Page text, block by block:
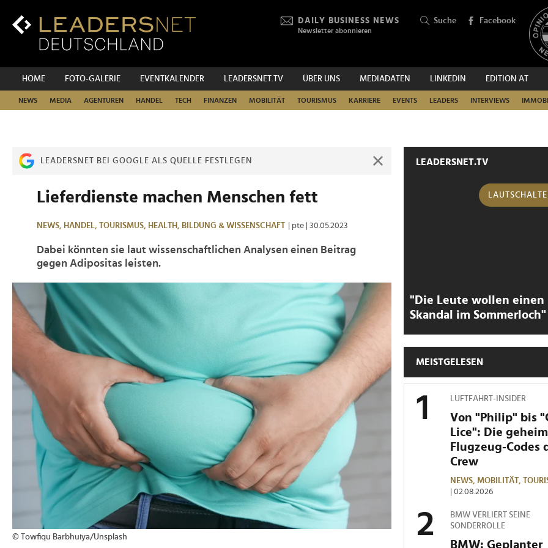
Inhalt
DAILY BUSINESS NEWS
Newsletter abonnieren
Suche Facebook
HOME FOTO-GALERIE EVENTKALENDER LEADERSNET.TV ÜBER UNS MEDIADATEN LINKEDIN EDITION AT
NEWS MEDIA AGENTUREN HANDEL TECH FINANZEN MOBILITÄT TOURISMUS KARRIERE EVENTS LEADERS INTERVIEWS
SUCHEN
LEADERSNET BEI GOOGLE ALS QUELLE FESTLEGEN
Lieferdienste machen Menschen fett
NEWS, HANDEL, TOURISMUS, HEALTH, BILDUNG & WISSENSCHAFT | pte | 30.05.2023
Dabei könnten sie laut wissenschaftlichen Analysen einen Beitrag
gegen Adipositas leisten.
>
© Towfiqu Barbhuiya/Unsplash
LEADERSNET.TV
"Die Leute wollen einen
Skandal im Sommerloch"
MEISTGELESEN
LUFTFAHRT-INSIDER
Von "Philip" bis
Lice": Die
Flugzeug-Codes
Crew
NEWS, MOBILITÄT,
| 02.08.2026
BMW VERLIERT SEINE
SONDERROLLE
BMW: Geplanter